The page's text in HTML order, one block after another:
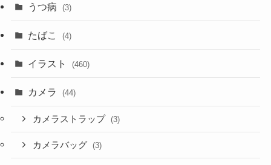
うつ病 (3)
たばこ (4)
イラスト (460)
カメラ (44)
カメラストラップ (3)
カメラバッグ (3)